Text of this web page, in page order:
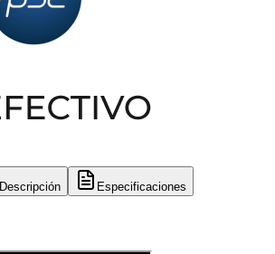
Descripción Especificaciones